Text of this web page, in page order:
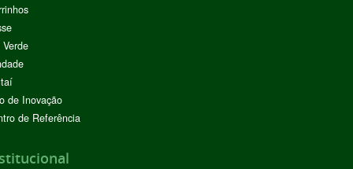
de Inovação
de Referência